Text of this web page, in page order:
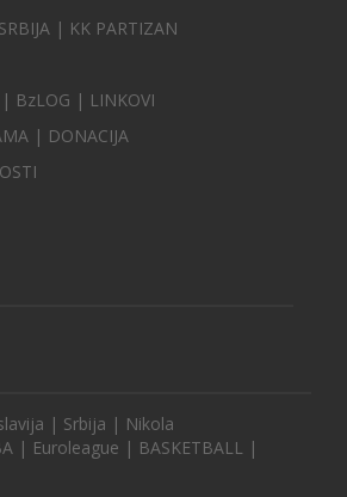
SRBIJA | KK PARTIZAN
| BzLOG | LINKOVI
| DONACIJA
| Srbija | Nikola
| Euroleague | BASKETBALL |